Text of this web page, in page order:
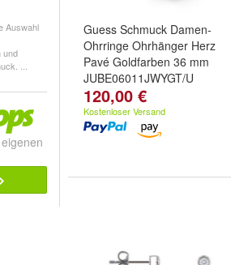
Auswahl
und
...
Guess Schmuck Damen-
Ohrringe Ohrhänger Herz
Pavé Goldfarben 36 mm
JUBE06011JWYGT/U
120,00 €
Kostenloser Versand